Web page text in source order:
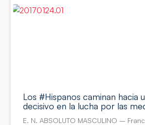
Los #Hispanos caminan hacia
decisivo en la lucha por las
E. N. ABSOLUTO MASCULINO –